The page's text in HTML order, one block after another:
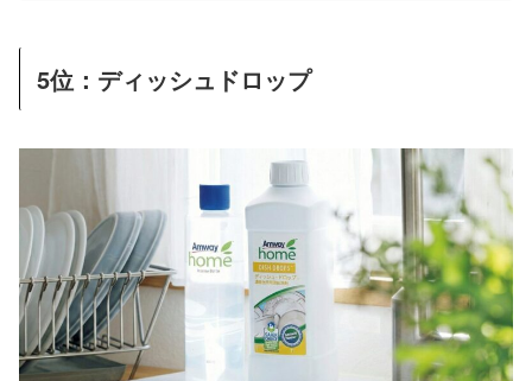
5位：ディッシュドロップ